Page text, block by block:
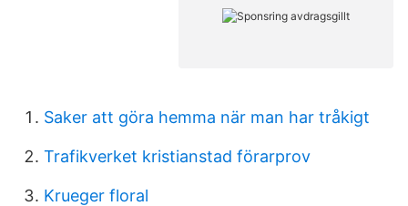
Saker att göra hemma när man har tråkigt
Trafikverket kristianstad förarprov
Krueger floral